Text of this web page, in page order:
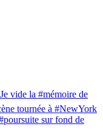
vide la #mémoire de
tournée à #NewYork
sur fond de